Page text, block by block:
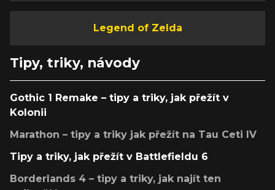
Legend of Zelda
Tipy, triky, návody
Gothic 1 Remake – tipy a triky, jak přežít v
Kolonii
Marathon – tipy a triky jak přežít na Tau Ceti IV
Tipy a triky, jak přežít v Battlefieldu 6
Borderlands 4 – tipy a triky, jak najít ten